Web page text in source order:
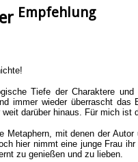
Empfehlung
Tiefe der Charaktere
immer wieder überrascht
darüber hinaus. Für mich ist
Metaphern, mit denen der
hier nimmt eine junge Frau
zu genießen und zu lieben.